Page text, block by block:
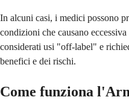
In alcuni casi, i medici possono
condizioni che causano
considerati usi "off-label" e
benefici e dei rischi.
Come funziona